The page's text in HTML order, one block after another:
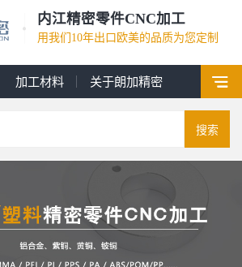
内江精密零件CNC加工
用我们10年出口欧美的品质为您定制
加工材料 关于朗加精密
搜索